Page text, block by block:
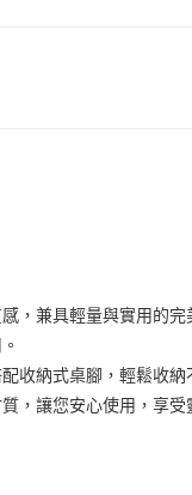
】
供，台灣大哥大用戶可立即
你分期」，訂單成立後會自
，兼具輕量與實用的完
收納式桌腳，輕鬆收納
，讓您安心使用，享受